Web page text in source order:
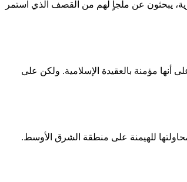
يبحثون عن ملجأٍ لهم من القصف الذي استمر
أنها مؤمنة بالعقيدة الإسلامية. ولكن على
للهيمنة على منطقة الشرق الأوسط.